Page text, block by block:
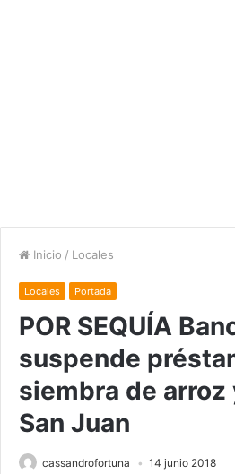
Inicio / Locales
Locales Portada
POR SEQUÍA
suspende
siembra de arroz
San Juan
cassandrofortuna 14 junio 2018